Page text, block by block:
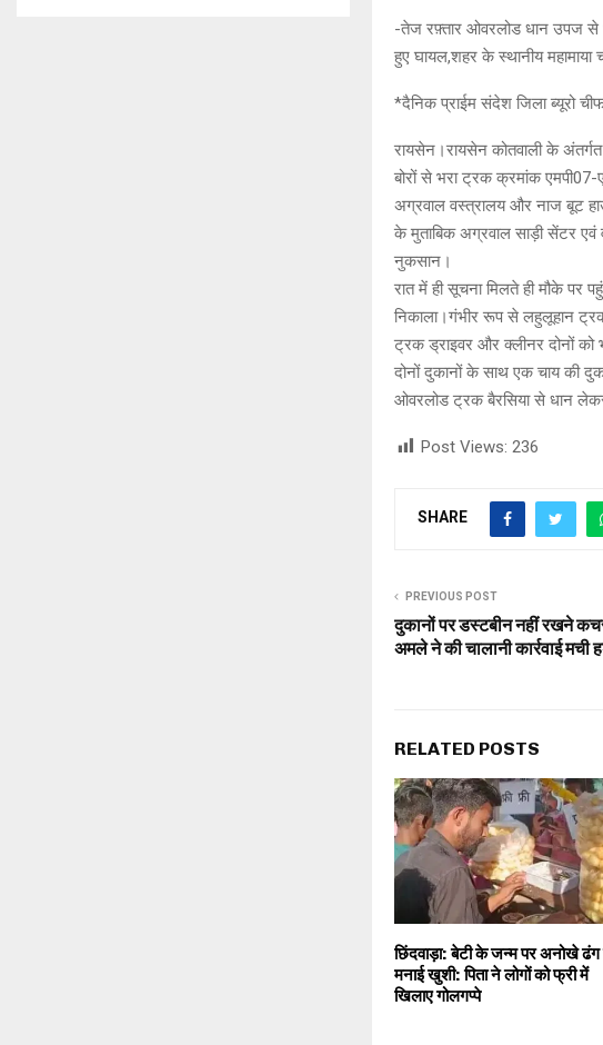
-तेज रफ़्तार ओवरलोड धान उपज
हुए घायल,शहर के स्थानीय महामाया
*दैनिक प्राईम संदेश जिला ब्यूरो
रायसेन।रायसेन कोतवाली के
बोरों से भरा ट्रक क्रमांक एमपी07-
अग्रवाल वस्त्रालय और नाज बूट
के मुताबिक अग्रवाल साड़ी सेंटर एवं
नुकसान।
रात में ही सूचना मिलते ही मौके पर
निकाला।गंभीर रूप से लहुलूहान ट्रक
ट्रक ड्राइवर और क्लीनर दोनों को
दोनों दुकानों के साथ एक चाय की
ओवरलोड ट्रक बैरसिया से धान लेकर
Post Views: 236
SHARE
PREVIOUS POST
दुकानों पर डस्टबीन नहीं रखने
अमले ने की चालानी कार्रवाई मची
RELATED POSTS
छिंदवाड़ा: बेटी के जन्म पर अनोखे
मनाई खुशी: पिता ने लोगों को फ्री में
खिलाए गोलगप्पे